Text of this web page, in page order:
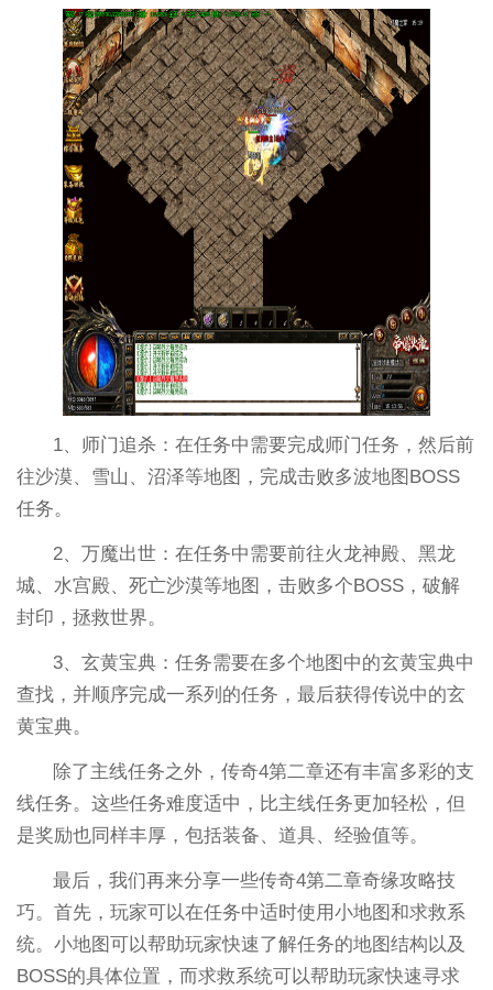
1、师门追杀：在任务中需要完成师门任务，然后前
往沙漠、雪山、沼泽等地图，完成击败多波地图BOSS
任务。
2、万魔出世：在任务中需要前往火龙神殿、黑龙
城、水宫殿、死亡沙漠等地图，击败多个BOSS，破解
封印，拯救世界。
3、玄黄宝典：任务需要在多个地图中的玄黄宝典中
查找，并顺序完成一系列的任务，最后获得传说中的玄
黄宝典。
除了主线任务之外，传奇4第二章还有丰富多彩的支
线任务。这些任务难度适中，比主线任务更加轻松，但
是奖励也同样丰厚，包括装备、道具、经验值等。
最后，我们再来分享一些传奇4第二章奇缘攻略技
巧。首先，玩家可以在任务中适时使用小地图和求救系
统。小地图可以帮助玩家快速了解任务的地图结构以及
BOSS的具体位置，而求救系统可以帮助玩家快速寻求